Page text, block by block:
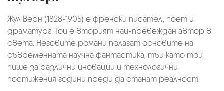
Жул Верн (1828-1905) е френски писател, поет и
драматург. Той е вторият най-превеждан автор в
света. Неговите романи полагат основите на
съвременната научна фантастика, тъй като той
пише за различни иновации и технологични
постижения години преди да станат реалност.